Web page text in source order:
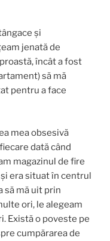
și
jenată de
încât a fost
să mă
pentru a face
mea obsesivă
dată când
magazinul de fire
era situat în centrul
să mă uit prin
ori, le alegeam
Există o poveste pe
cumpărarea de